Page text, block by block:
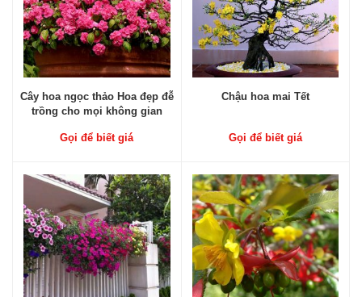
Cây hoa ngọc thảo Hoa đẹp đễ
trồng cho mọi không gian
Gọi để biết giá
Chậu hoa mai Tết
Gọi để biết giá